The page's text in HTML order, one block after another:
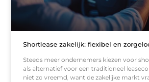
Shortlease zakelijk: flexibel en
Steeds meer ondernemers kiezen voor
als alternatief voor een traditioneel
niet zo vreemd, want de zakelijke markt